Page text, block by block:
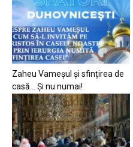
Zaheu Vameșul și sfințirea de
casă… Și nu numai!